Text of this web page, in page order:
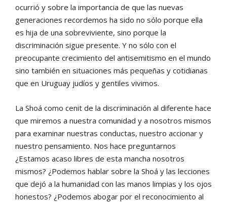
ocurrió y sobre la importancia de que las nuevas
generaciones recordemos ha sido no sólo porque ella
es hija de una sobreviviente, sino porque la
discriminación sigue presente. Y no sólo con el
preocupante crecimiento del antisemitismo en el mundo
sino también en situaciones más pequeñas y cotidianas
que en Uruguay judíos y gentiles vivimos.
La Shoá como cenit de la discriminación al diferente hace
que miremos a nuestra comunidad y a nosotros mismos
para examinar nuestras conductas, nuestro accionar y
nuestro pensamiento. Nos hace preguntarnos
¿Estamos acaso libres de esta mancha nosotros
mismos? ¿Podemos hablar sobre la Shoá y las lecciones
que dejó a la humanidad con las manos limpias y los ojos
honestos? ¿Podemos abogar por el reconocimiento al